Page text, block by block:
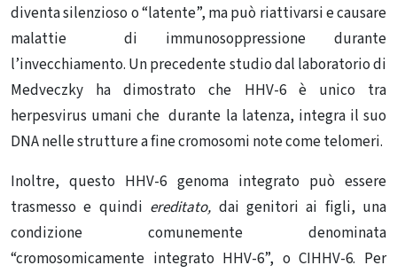
diventa silenzioso o “latente”, ma può riattivarsi e causare
malattie di immunosoppressione durante
l’invecchiamento. Un precedente studio dal laboratorio di
Medveczky ha dimostrato che HHV-6 è unico tra
herpesvirus umani che durante la latenza, integra il suo
DNA nelle strutture a fine cromosomi note come telomeri.
Inoltre, questo HHV-6 genoma integrato può essere
trasmesso e quindi ereditato, dai genitori ai figli, una
condizione comunemente denominata
“cromosomicamente integrato HHV-6”, o CIHHV-6. Per